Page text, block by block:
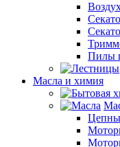
Пилы
Масла и химия